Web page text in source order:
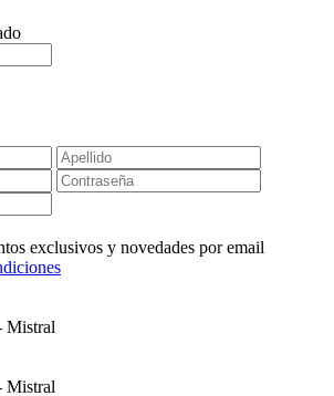
exclusivos y novedades por email